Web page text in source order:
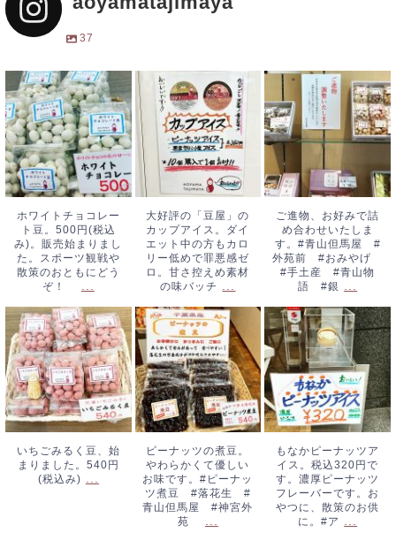
37
ホワイトチョコレ
ート豆。500円
(税込み)。販売始
まりました。スポ
ーツ観戦や散策の
ぞ！ ...
ホワイトチョコレー
ト豆。500円(税込
み)。販売始まりまし
た。スポーツ観戦や
散策のおともにどう
ぞ！
大好評の「豆屋」
のカップアイス。
ダイエット中の方
もカロリー低めで
罪悪感ゼロ。甘さ
控えめ素材の味バ
ッチ...
大好評の「豆屋」の
カップアイス。ダイ
エット中の方もカロ
リー低めで罪悪感ゼ
ロ。甘さ控えめ素材
の味バッチ
ご進物、お好みで
詰め合わせいたし
ます。#青山但馬
屋 #外苑前 #
おみやげ #手土
産 #青山物語
#銀...
ご進物、お好みで詰
め合わせいたしま
す。#青山但馬屋 #
外苑前 #おみやげ
#手土産 #青山物
語 #銀
いちごみるく豆、
始まりました。
540円(税込み)...
いちごみるく豆、始
まりました。540円
(税込み) ...
ピーナッツの煮
豆。やわらかくて
優しいお味です。
#ピーナッツ煮
豆 #落花生 #
青山但馬屋 #神
宮外苑...
ピーナッツの煮豆。
やわらかくて優しい
お味です。#ピーナッ
ツ煮豆 #落花生 #
青山但馬屋 #神宮外
苑
...
もなかピーナッツ
アイス。税込320
円です。濃厚ピー
ナッツフレーバー
です。おやつに、
散策のお供に。#
ア ...
もなかピーナッツア
イス。税込320円で
す。濃厚ピーナッツ
フレーバーです。お
やつに、散策のお供
に。#ア ...